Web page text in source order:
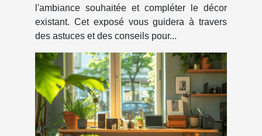
l'ambiance souhaitée et compléter le décor
existant. Cet exposé vous guidera à travers
des astuces et des conseils pour...